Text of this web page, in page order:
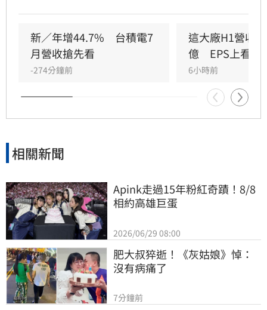
勁，帶動產品銷售量增加，加上銷售價格調漲，
推升整體營收動能。投資人應注意，儘管營運表
現亮眼，但金融市場波動大，相關投資建議僅供
參考，投資人進行決策時務必審慎評估市場風
險，並對投資結果自行承擔責任，建議申購前詳
閱公開說明書，以保障自身權益。
新／年增44.7%　台積電7
月營收搶先看
-274分鐘前
這大廠H1營收
億　EPS上看
6小時前
相關新聞
Apink走過15年粉紅奇蹟！8/8
相約高雄巨蛋
2026/06/29 08:00
肥大叔猝逝！《灰姑娘》悼：
沒有病痛了
7分鐘前